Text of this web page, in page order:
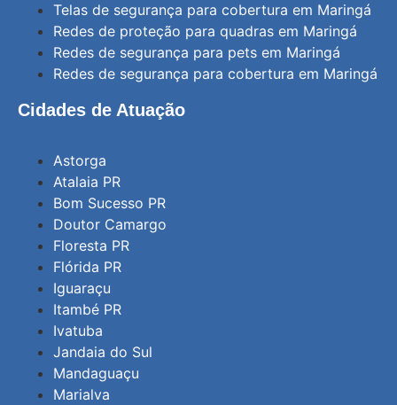
Telas de segurança para cobertura em Maringá
Redes de proteção para quadras em Maringá
Redes de segurança para pets em Maringá
Redes de segurança para cobertura em Maringá
Cidades de Atuação
Astorga
Atalaia PR
Bom Sucesso PR
Doutor Camargo
Floresta PR
Flórida PR
Iguaraçu
Itambé PR
Ivatuba
Jandaia do Sul
Mandaguaçu
Marialva